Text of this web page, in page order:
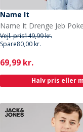
Name It
Vejl. pris149,99 kr.
Spare80,00 kr.
Current
69,99 kr.
Halv pris eller